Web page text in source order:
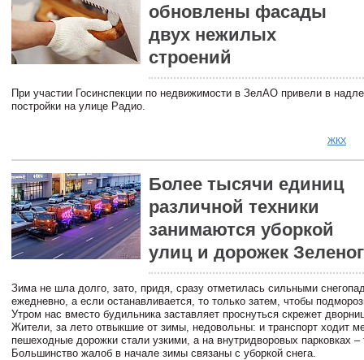
обновлены фасады
двух нежилых
строений
При участии Госинспекции по недвижимости в ЗелАО привели в
постройки на улице Радио.
ЖКХ
Более тысячи единиц
различной техники
занимаются уборкой
улиц и дорожек
Зима не шла долго, зато, придя, сразу отметилась сильными
ежедневно, а если останавливается, то только затем, чтобы
Утром нас вместо будильника заставляет проснуться скрежет
Жители, за лето отвыкшие от зимы, недовольны: и транспорт ходит
пешеходные дорожки стали узкими, а на внутридворовых парковках
Большинство жалоб в начале зимы связаны с уборкой снега.